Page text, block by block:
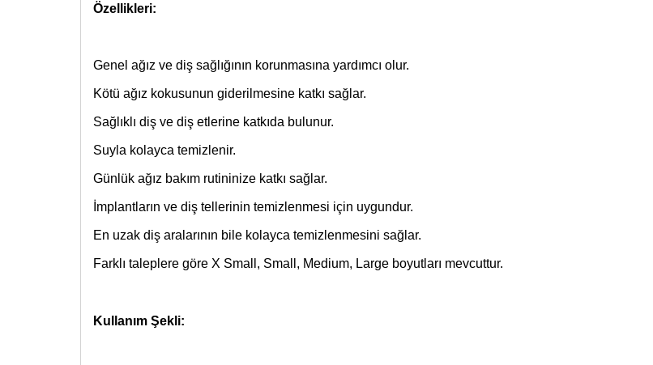
Özellikleri:
Genel ağız ve diş sağlığının korunmasına yardımcı olur.
Kötü ağız kokusunun giderilmesine katkı sağlar.
Sağlıklı diş ve diş etlerine katkıda bulunur.
Suyla kolayca temizlenir.
Günlük ağız bakım rutininize katkı sağlar.
İmplantların ve diş tellerinin temizlenmesi için uygundur.
En uzak diş aralarının bile kolayca temizlenmesini sağlar.
Farklı taleplere göre X Small, Small, Medium, Large boyutları mevcuttur.
Kullanım Şekli: